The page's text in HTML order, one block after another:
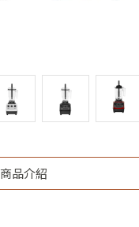
商品介紹